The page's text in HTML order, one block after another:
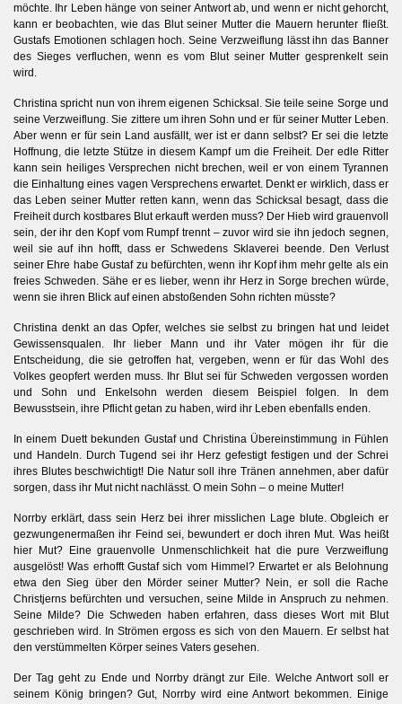
möchte. Ihr Leben hänge von seiner Antwort ab,und wenn er nicht gehorcht,
kann er beobachten, wie das Blut seiner Mutter die Mauern herunter fließt.
Gustafs Emotionen schlagen hoch. Seine Verzweiflung lässt ihn das Banner
des Sieges verfluchen, wenn es vom Blut seiner Mutter gesprenkelt sein
wird.
Christina spricht nun von ihrem eigenen Schicksal. Sie teile seine Sorge und
seine Verzweiflung. Sie zittere um ihren Sohn und er für seiner Mutter Leben.
Aber wenn er für sein Land ausfällt, wer ist er dann selbst? Er sei die letzte
Hoffnung, die letzte Stütze in diesem Kampf um die Freiheit. Der edle Ritter
kann sein heiliges Versprechen nicht brechen, weil er von einem Tyrannen
die Einhaltung eines vagen Versprechens erwartet. Denkt er wirklich, dass er
das Leben seiner Mutter retten kann, wenn das Schicksal besagt, dass die
Freiheit durch kostbares Blut erkauft werden muss? Der Hieb wird grauenvoll
sein, der ihr den Kopf vom Rumpf trennt – zuvor wird sie ihn jedoch segnen,
weil sie auf ihn hofft, dass er Schwedens Sklaverei beende. Den Verlust
seiner Ehre habe Gustaf zu befürchten, wenn ihr Kopf ihm mehr gelte als ein
freies Schweden. Sähe er es lieber, wenn ihr Herz in Sorge brechen würde,
wenn sie ihren Blick auf einen abstoßenden Sohn richten müsste?
Christina denkt an das Opfer, welches sie selbst zu bringen hat und leidet
Gewissensqualen. Ihr lieber Mann und ihr Vater mögen ihr für die
Entscheidung, die sie getroffen hat, vergeben, wenn er für das Wohl des
Volkes geopfert werden muss. Ihr Blut sei für Schweden vergossen worden
und Sohn und Enkelsohn werden diesem Beispiel folgen. In dem
Bewusstsein, ihre Pflicht getan zu haben, wird ihr Leben ebenfalls enden.
In einem Duett bekunden Gustaf und Christina Übereinstimmung in Fühlen
und Handeln. Durch Tugend sei ihr Herz gefestigt festigen und der Schrei
ihres Blutes beschwichtigt! Die Natur soll ihre Tränen annehmen, aber dafür
sorgen, dass ihr Mut nicht nachlässt. O mein Sohn – o meine Mutter!
Norrby erklärt, dass sein Herz bei ihrer misslichen Lage blute. Obgleich er
gezwungenermaßen ihr Feind sei, bewundert er doch ihren Mut. Was heißt
hier Mut? Eine grauenvolle Unmenschlichkeit hat die pure Verzweiflung
ausgelöst! Was erhofft Gustaf sich vom Himmel? Erwartet er als Belohnung
etwa den Sieg über den Mörder seiner Mutter? Nein, er soll die Rache
Christjerns befürchten und versuchen, seine Milde in Anspruch zu nehmen.
Seine Milde? Die Schweden haben erfahren, dass dieses Wort mit Blut
geschrieben wird. In Strömen ergoss es sich von den Mauern. Er selbst hat
den verstümmelten Körper seines Vaters gesehen.
Der Tag geht zu Ende und Norrby drängt zur Eile. Welche Antwort soll er
seinem König bringen? Gut, Norrby wird eine Antwort bekommen. Einige